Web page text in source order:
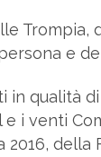
Trompia,
e
qualità
i venti